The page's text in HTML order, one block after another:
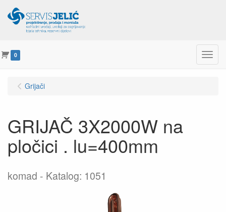
0 Menu
Grijači
GRIJAČ 3X2000W na
pločici . lu=400mm
komad Katalog: 1051